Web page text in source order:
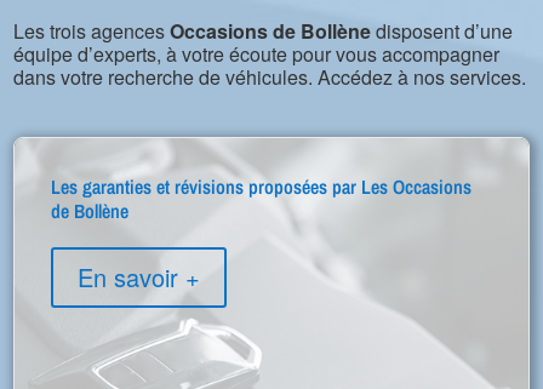
Les trois agencesOccasions de Bollènedisposent d’une
équipe d’experts, à votre écoute pour vous accompagner
dans votre recherche de véhicules. Accédez à nos services.
Les garanties et révisions proposées par Les Occasions
de Bollène
En savoir +